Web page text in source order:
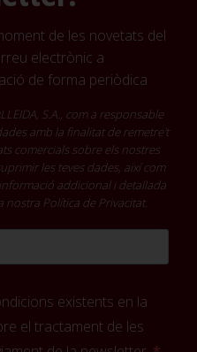
de les novetats del
electrònic a
de forma periòdica
S.A., com a responsable
amb la finalitat de remetre't
comercials sobre els nostres
les teves dades, així com
addicional i detallada
nostra Política de Privacitat.
existents en la
el tractament de les